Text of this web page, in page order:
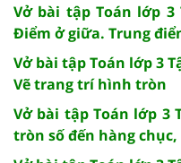
Vở bài tập Toán lớp 3
Điểm ở giữa. Trung
Vở bài tập Toán lớp 3
Vẽ trang trí hình tròn
Vở bài tập Toán lớp 3
tròn số đến hàng